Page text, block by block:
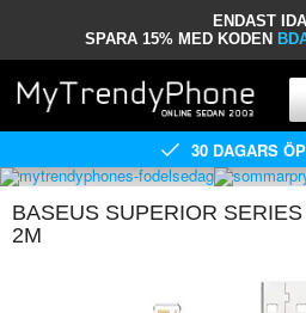
ENDAST
SPARA 15% MED KODEN
30 DAGARS
BASEUS SUPERIOR
2M